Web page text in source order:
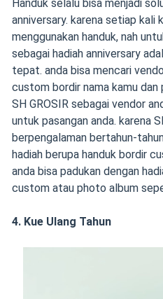
Handuk selalu bisa menjadi
anniversary. karena setiap kali
menggunakan handuk, nah
sebagai hadiah anniversary
tepat. anda bisa mencari
custom bordir nama kamu dan
SH GROSIR sebagai vendor
untuk pasangan anda. karena
berpengalaman bertahun-
hadiah berupa handuk bordir
anda bisa padukan dengan
custom atau photo album
4. Kue Ulang Tahun